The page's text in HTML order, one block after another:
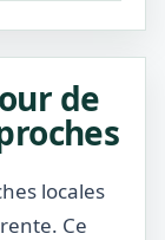
de
locales
Ce